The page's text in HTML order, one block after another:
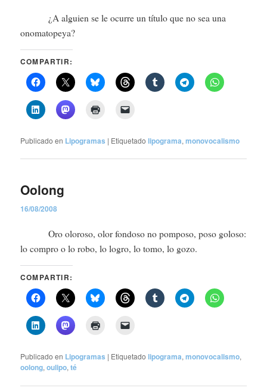
¿A alguien se le ocurre un título que no sea una
onomatopeya?
COMPARTIR:
Publicado en Lipogramas | Etiquetado lipograma,monovocalismo
Oolong
16/08/2008
Oro oloroso, olor fondoso no pomposo, poso goloso:
lo compro o lo robo, lo logro, lo tomo, lo gozo.
COMPARTIR:
Publicado en Lipogramas | Etiquetado lipograma,monovocalismo,
oolong,oulipo,té